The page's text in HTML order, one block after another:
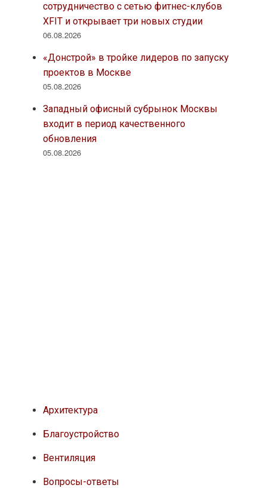
сотрудничество с сетью фитнес-клубов
XFIT и открывает три новых студии
06.08.2026
«Донстрой» в тройке лидеров по запуску
проектов в Москве
05.08.2026
Западный офисный субрынок Москвы
входит в период качественного
обновления
05.08.2026
Архитектура
Благоустройство
Вентиляция
Вопросы-ответы